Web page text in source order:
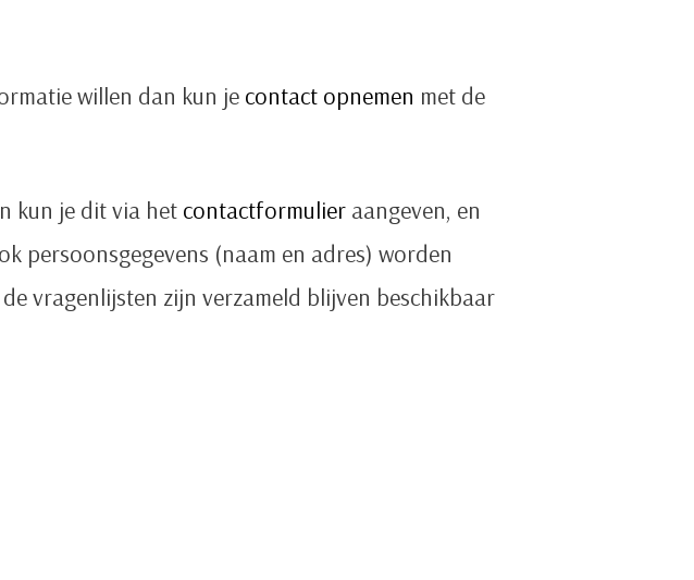
willen dan kun je contact opnemen met de
kun je dit via het contactformulieraangeven, en
persoonsgegevens (naam en adres) worden
vragenlijsten zijn verzameld blijven beschikbaar